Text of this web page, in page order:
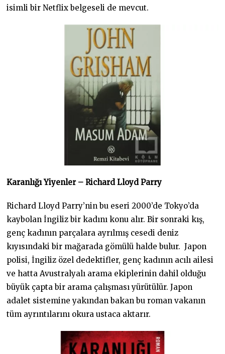
isimli bir Netflix belgeseli de mevcut.
Karanlığı Yiyenler – Richard Lloyd Parry
Richard Lloyd Parry’nin bu eseri 2000’de Tokyo’da
kaybolan İngiliz bir kadını konu alır. Bir sonraki kış,
genç kadının parçalara ayrılmış cesedi deniz
kıyısındaki bir mağarada gömülü halde bulur. Japon
polisi, İngiliz özel dedektifler, genç kadının acılı ailesi
ve hatta Avustralyalı arama ekiplerinin dahil olduğu
büyük çapta bir arama çalışması yürütülür. Japon
adalet sistemine yakından bakan bu roman vakanın
tüm ayrıntılarını okura ustaca aktarır.